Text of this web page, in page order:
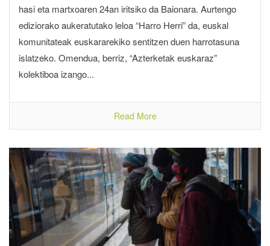
hasi eta martxoaren 24an iritsiko da Baionara. Aurtengo
ediziorako aukeratutako leloa “Harro Herri” da, euskal
komunitateak euskararekiko sentitzen duen harrotasuna
islatzeko. Omendua, berriz, “Azterketak euskaraz”
kolektiboa izango...
Read More